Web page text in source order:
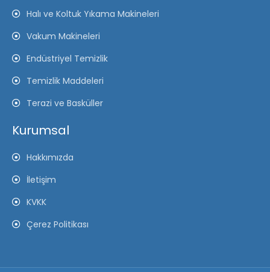
Halı ve Koltuk Yıkama Makineleri
Vakum Makineleri
Endüstriyel Temizlik
Temizlik Maddeleri
Terazi ve Basküller
Kurumsal
Hakkımızda
İletişim
KVKK
Çerez Politikası